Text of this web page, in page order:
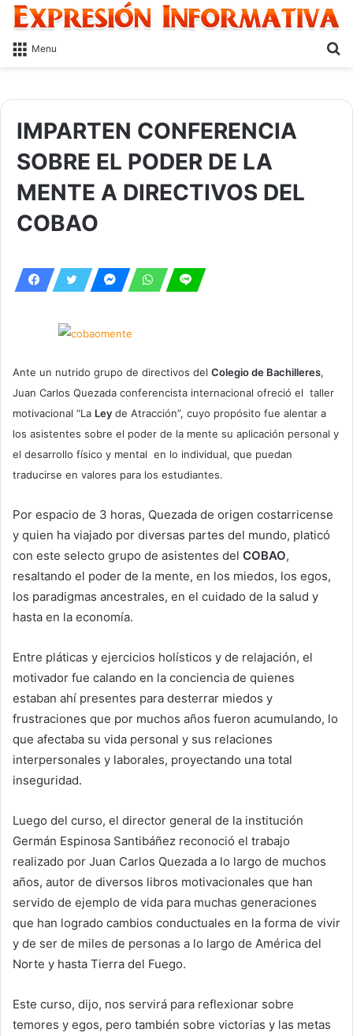
Menu
IMPARTEN CONFERENCIA
SOBRE EL PODER DE LA
MENTE A DIRECTIVOS DEL
COBAO
Ante un nutrido grupo de directivos del Colegio de Bachilleres,
Juan Carlos Quezada conferencista internacional ofreció el taller
motivacional “La Ley de Atracción”, cuyo propósito fue alentar a
los asistentes sobre el poder de la mente su aplicación personal y
el desarrollo físico y mental en lo individual, que puedan
traducirse en valores para los estudiantes.
Por espacio de 3 horas, Quezada de origen costarricense
y quien ha viajado por diversas partes del mundo, platicó
con este selecto grupo de asistentes del COBAO,
resaltando el poder de la mente, en los miedos, los egos,
los paradigmas ancestrales, en el cuidado de la salud y
hasta en la economía.
Entre pláticas y ejercicios holísticos y de relajación, el
motivador fue calando en la conciencia de quienes
estaban ahí presentes para desterrar miedos y
frustraciones que por muchos años fueron acumulando, lo
que afectaba su vida personal y sus relaciones
interpersonales y laborales, proyectando una total
inseguridad.
Luego del curso, el director general de la institución
Germán Espinosa Santibáñez reconoció el trabajo
realizado por Juan Carlos Quezada a lo largo de muchos
años, autor de diversos libros motivacionales que han
servido de ejemplo de vida para muchas generaciones
que han logrado cambios conductuales en la forma de vivir
y de ser de miles de personas a lo largo de América del
Norte y hasta Tierra del Fuego.
Este curso, dijo, nos servirá para reflexionar sobre
temores y egos, pero también sobre victorias y las metas